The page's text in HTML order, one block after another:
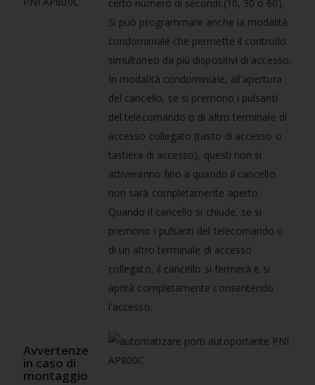
certo numero di secondi (10, 30 o 60).
Si può programmare anche la modalità
condominiale che permette il controllo
simultaneo da più dispositivi di accesso.
In modalità condominiale, all'apertura
del cancello, se si premono i pulsanti
del telecomando o di altro terminale di
accesso collegato (tasto di accesso o
tastiera di accesso), questi non si
attiveranno fino a quando il cancello
non sarà completamente aperto.
Quando il cancello si chiude, se si
premono i pulsanti del telecomando o
di un altro terminale di accesso
collegato, il cancello si fermerà e si
aprirà completamente consentendo
l'accesso.
Avvertenze
in caso di
montaggio